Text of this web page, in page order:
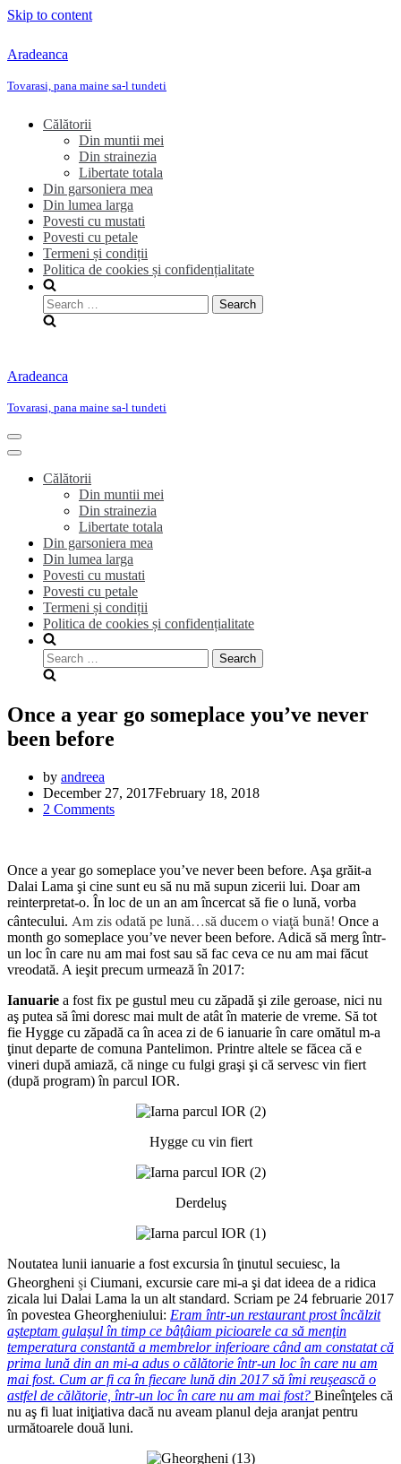
Skip to content
Aradeanca
Tovarasi, pana maine sa-l tundeti
Călătorii
Din muntii mei
Din strainezia
Libertate totala
Din garsoniera mea
Din lumea larga
Povesti cu mustati
Povesti cu petale
Termeni și condiții
Politica de cookies și confidențialitate
Search
for:
Aradeanca
Tovarasi, pana maine sa-l tundeti
Toggle
Navigation
Toggle
NavigationCălătorii
Din muntii mei
Din strainezia
Libertate totala
Din garsoniera mea
Din lumea larga
Povesti cu mustati
Povesti cu petale
Termeni și condiții
Politica de cookies și confidențialitate
Search
for:
Once a year go someplace you’ve never
been before
by andreea
December 27, 2017February 18, 2018
2 Comments
Once a year go someplace you’ve never been before. Aşa grăit-a
Dalai Lama şi cine sunt eu să nu mă supun zicerii lui. Doar am
reinterpretat-o. În loc de un an am încercat să fie o lună, vorba
cântecului. Am zis odată pe lună…să ducem o viaţă bună! Once a
month go someplace you’ve never been before. Adică să merg într-
un loc în care nu am mai fost sau să fac ceva ce nu am mai făcut
vreodată. A ieşit precum urmează în 2017:
Ianuarie a fost fix pe gustul meu cu zăpadă şi zile geroase, nici nu
aş putea să îmi doresc mai mult de atât în materie de vreme. Să tot
fie Hygge cu zăpadă ca în acea zi de 6 ianuarie în care omătul m-a
ţinut departe de comuna Pantelimon. Printre altele se făcea că e
vineri după amiază, că ninge cu fulgi graşi şi că servesc vin fiert
(după program) în parcul IOR.
Hygge cu vin fiert
Derdeluş
Noutatea lunii ianuarie a fost excursia în ţinutul secuiesc, la
Gheorgheni şi Ciumani, excursie care mi-a şi dat ideea de a ridica
zicala lui Dalai Lama la un alt standard. Scriam pe 24 februarie 2017
în povestea Gheorgheniului: Eram într-un restaurant prost încălzit
aşteptam gulaşul în timp ce bâţâiam picioarele ca să menţin
temperatura constantă a membrelor inferioare când am constatat că
prima lună din an mi-a adus o călătorie într-un loc în care nu am
mai fost. Cum ar fi ca în fiecare lună din 2017 să îmi reuşească o
astfel de călătorie, într-un loc în care nu am mai fost? Bineînţeles că
nu aş fi luat iniţiativa dacă nu aveam planul deja aranjat pentru
următoarele două luni.